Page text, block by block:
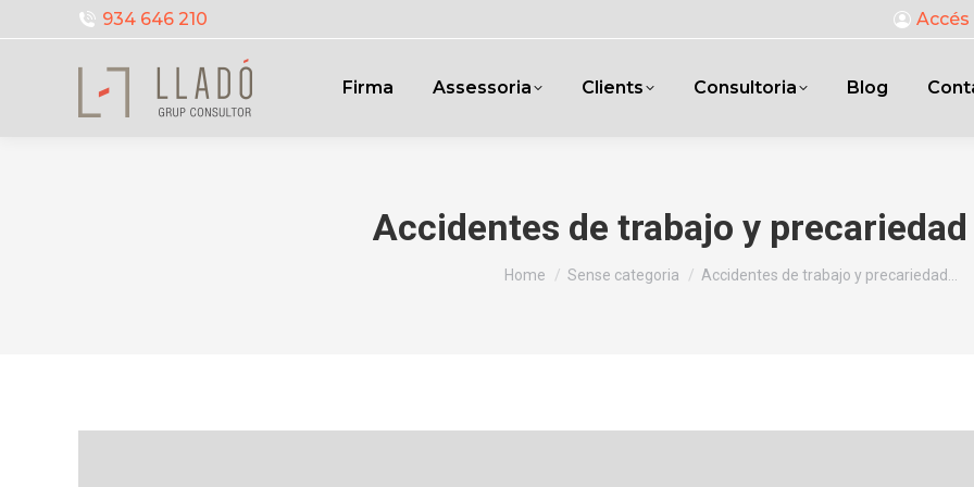
934 646 210
Firma Assessoria Clients Consultoria Blog
Accidentes de trabajo y
You are here:
Home Sense categoria Accidentes de trabajo y precariedad…